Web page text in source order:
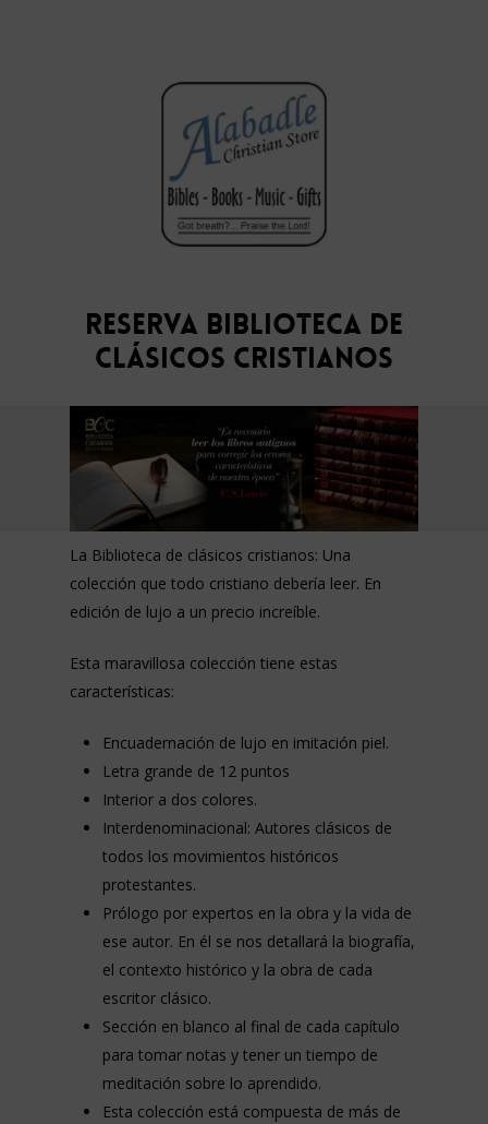
Reserva Biblioteca de
Clásicos Cristianos
La Biblioteca de clásicos cristianos: Una
colección que todo cristiano debería leer. En
edición de lujo a un precio increíble.
Esta maravillosa colección tiene estas
características:
Encuadernación de lujo en imitación piel.
Letra grande de 12 puntos
Interior a dos colores.
Interdenominacional: Autores clásicos de
todos los movimientos históricos
protestantes.
Prólogo por expertos en la obra y la vida de
ese autor. En él se nos detallará la biografía,
el contexto histórico y la obra de cada
escritor clásico.
Sección en blanco al final de cada capítulo
para tomar notas y tener un tiempo de
meditación sobre lo aprendido.
Esta colección está compuesta de más de